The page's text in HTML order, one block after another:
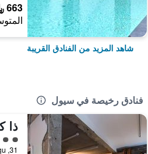
663 ﷼
شاهد المزيد من الفنادق القريبة
فنادق رخيصة في سيول
ذا
31, Toegye-ro 20-gil, Jung-gu, سيول, كوريا الجنوبية